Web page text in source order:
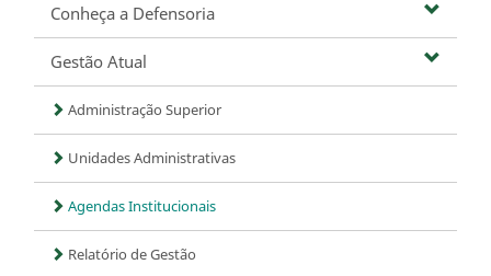
Conheça a Defensoria
Gestão Atual
Administração Superior
Unidades Administrativas
Agendas Institucionais
Relatório de Gestão